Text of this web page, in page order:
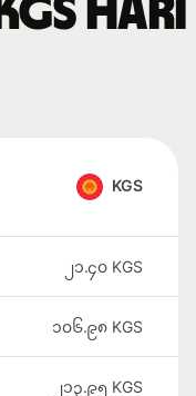
hari
KGS
၂၁.၄၀ KGS
၁၀၆.၉၈ KGS
၂၁၃.၉၅ KGS